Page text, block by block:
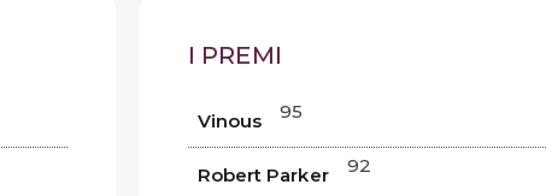
I PREMI
Vinous 95
Robert Parker 92